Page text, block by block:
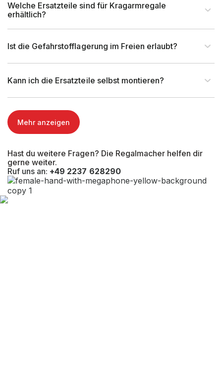
Hast du weitere Fragen? Die Regalmacher helfen dir
gerne weiter.
Ruf uns an: +49 2237 628290
Welche Ersatzteile sind für Kragarmregale
erhältlich?
Ist die Gefahrstofflagerung im Freien erlaubt?
Kann ich die Ersatzteile selbst montieren?
Mehr anzeigen